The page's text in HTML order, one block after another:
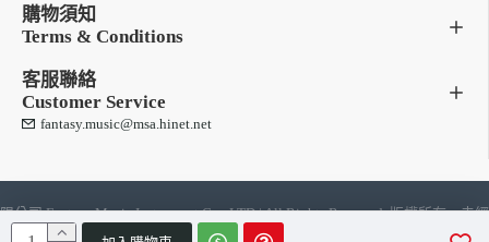
購物須知
Terms & Conditions
客服聯絡
Customer Service
fantasy.music@msa.hinet.net
公司 Fantasy Music Instrument Co., LTD | All Rights Reserved. 版權所有，未